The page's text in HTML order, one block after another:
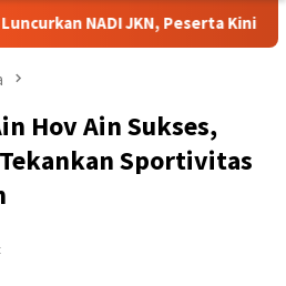
NADI JKN, Peserta Kini Bisa
Hov Ain Sukses,
Sportivitas